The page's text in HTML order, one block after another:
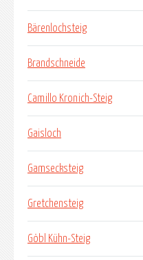
Bärenlochsteig
Brandschneide
Camillo Kronich-Steig
Gaisloch
Gamsecksteig
Gretchensteig
Göbl Kühn-Steig